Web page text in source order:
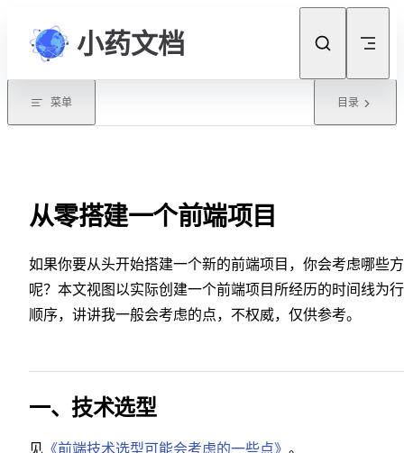
Skip to content
小药文档
菜单 目录
从零搭建一个前端项目
如果你要从头开始搭建一个新的前端项目，你会考虑哪些
呢？本文视图以实际创建一个前端项目所经历的时间线为
顺序，讲讲我一般会考虑的点，不权威，仅供参考。
一、技术选型
见 《前端技术选型可能会考虑的一些点》 。